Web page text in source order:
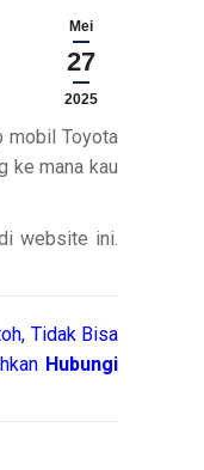
Mei
27
2025
mobil Toyota
ke mana kau
website ini.
Tidak Bisa
Hubungi